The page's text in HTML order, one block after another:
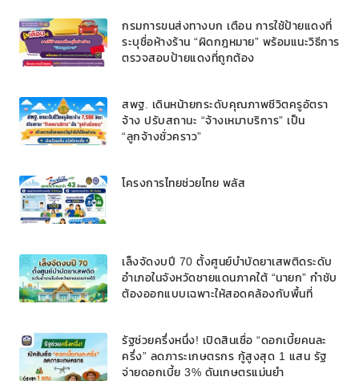
กรมการขนส่งทางบก เตือน การใช้ป้ายแดงที่
ระบุชื่อห้างร้าน “ผิดกฎหมาย” พร้อมแนะวิธีการ
ตรวจสอบป้ายแดงที่ถูกต้อง
สพฐ. เดินหน้ายกระดับคุณภาพชีวิตครูอัตรา
จ้าง ปรับสถานะ “จ้างเหมาบริการ” เป็น
“ลูกจ้างชั่วคราว”
โครงการไทยช่วยไทย พลัส
เล็งจัดงบปี 70 ตั้งศูนย์บำบัดยาเสพติดระดับ
อำเภอในจังหวัดชายแดนภาคใต้ “นายก” กำชับ
ต้องออกแบบเฉพาะให้สอดคล้องกับพื้นที่
รัฐช่วยครึ่งหนึ่ง! เปิดสินเชื่อ “ดอกเบี้ยคนละ
ครึ่ง” ลดภาระเกษตรกร กู้สูงสุด 1 แสน รัฐ
จ่ายดอกเบี้ย 3% ดันเกษตรแม่นยำ